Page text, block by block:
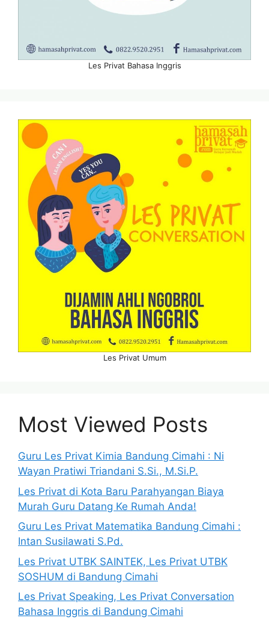
Les Privat Bahasa Inggris
Les Privat Umum
Most Viewed Posts
Guru Les Privat Kimia Bandung Cimahi : Ni
Wayan Pratiwi Triandani S.Si., M.Si.P.
Les Privat di Kota Baru Parahyangan Biaya
Murah Guru Datang Ke Rumah Anda!
Guru Les Privat Matematika Bandung Cimahi :
Intan Susilawati S.Pd.
Les Privat UTBK SAINTEK, Les Privat UTBK
SOSHUM di Bandung Cimahi
Les Privat Speaking, Les Privat Conversation
Bahasa Inggris di Bandung Cimahi